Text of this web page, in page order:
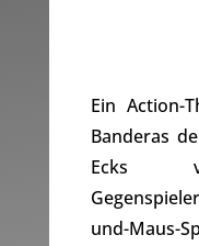
Ein Action-
Banderas
Ecks
und-Maus-